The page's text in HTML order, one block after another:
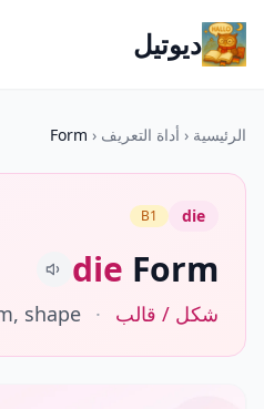
ديوتيل
الرئيسية ‹ أداة التعريف ‹
Form
die
B1
die Form
شكل / قالب ·
shape